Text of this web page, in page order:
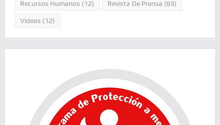
Recursos Humanos (12) Revista De Prensa (69)
Videos (12)